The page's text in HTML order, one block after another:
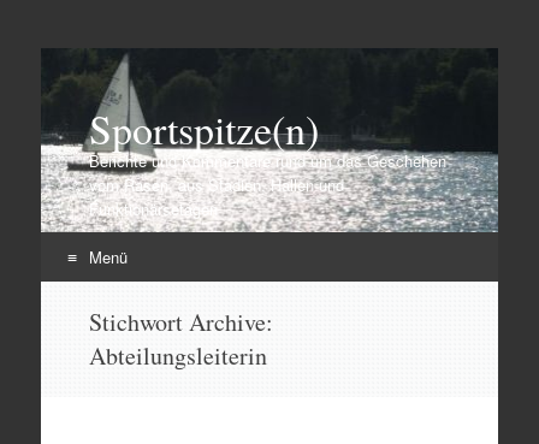
Sportspitze(n)
Berichte und Kommentare rund um das Geschehen
vom Rasen, aus Stadien, Hallen und
Funktionärsetagen
Menü
springen
Stichwort Archive:
Abteilungsleiterin